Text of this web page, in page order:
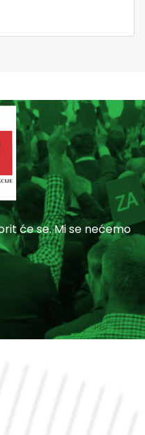
će se. Mi se nećemo